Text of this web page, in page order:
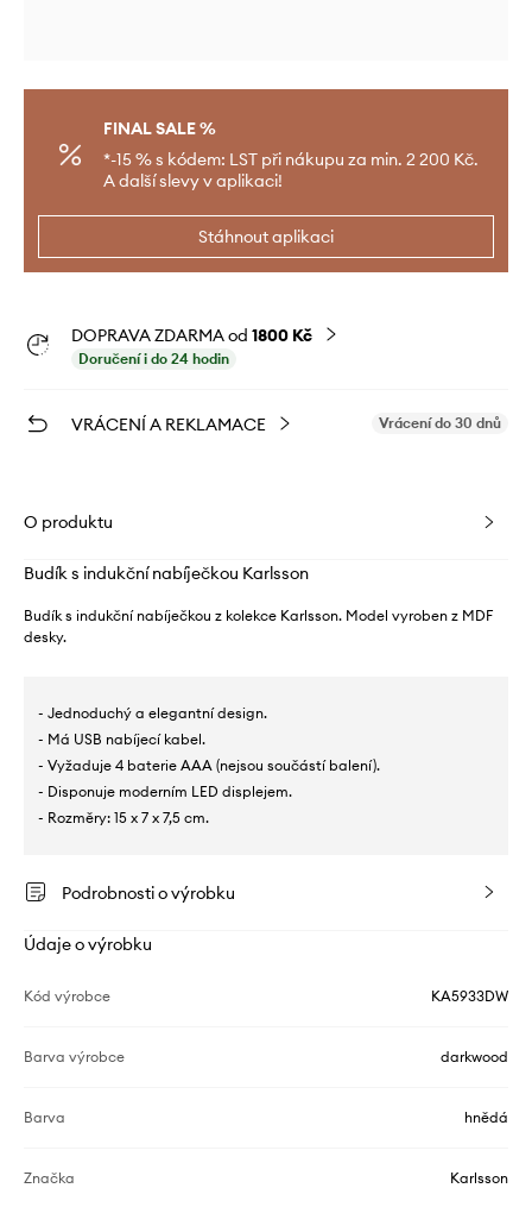
FINAL SALE %
*-15 % s kódem: LST při nákupu za min. 2 200 Kč.
A další slevy v aplikaci!
Stáhnout aplikaci
DOPRAVA ZDARMA od 1800 Kč
Doručení i do 24 hodin
VRÁCENÍ A REKLAMACE Vrácení do 30 dnů
O produktu
Budík s indukční nabíječkou Karlsson
Budík s indukční nabíječkou z kolekce Karlsson. Model vyroben z MDF
desky.
- Jednoduchý a elegantní design.
- Má USB nabíjecí kabel.
- Vyžaduje 4 baterie AAA (nejsou součástí balení).
- Disponuje moderním LED displejem.
- Rozměry: 15 x 7 x 7,5 cm.
Podrobnosti o výrobku
Údaje o výrobku
Kód výrobce KA5933DW
Barva výrobce darkwood
Barva hnědá
Značka Karlsson